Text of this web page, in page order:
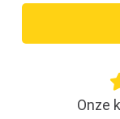
Onze